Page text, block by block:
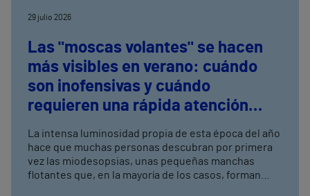
29 julio 2026
Las "moscas volantes" se hacen
más visibles en verano: cuándo
son inofensivas y cuándo
requieren una rápida atención
médica
La intensa luminosidad propia de esta época del año
hace que muchas personas descubran por primera
vez las miodesopsias, unas pequeñas manchas
flotantes que, en la mayoría de los casos, forman